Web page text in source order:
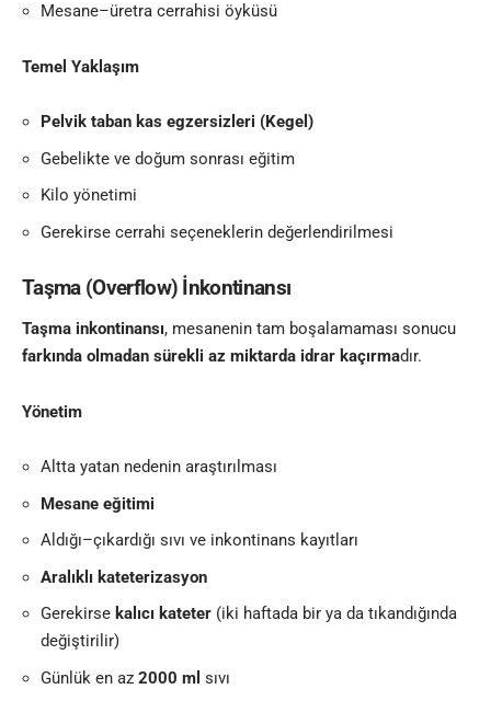
Mesane–üretra cerrahisi öyküsü
Temel Yaklaşım
Pelvik taban kas egzersizleri (Kegel)
Gebelikte ve doğum sonrası eğitim
Kilo yönetimi
Gerekirse cerrahi seçeneklerin değerlendirilmesi
Taşma (Overflow) İnkontinansı
Taşma inkontinansı, mesanenin tam boşalamaması sonucu
farkında olmadan sürekli az miktarda idrar kaçırmadır.
Yönetim
Altta yatan nedenin araştırılması
Mesane eğitimi
Aldığı–çıkardığı sıvı ve inkontinans kayıtları
Aralıklı kateterizasyon
Gerekirse kalıcı kateter (iki haftada bir ya da tıkandığında
değiştirilir)
Günlük en az 2000 ml sıvı